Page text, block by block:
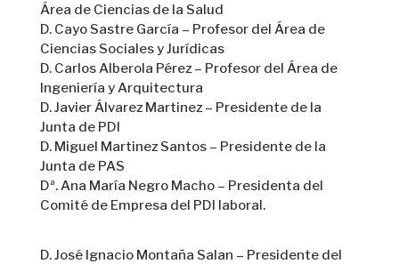
Área de Ciencias de la Salud
D. Cayo Sastre García – Profesor del Área de
Ciencias Sociales y Jurídicas
D. Carlos Alberola Pérez – Profesor del Área de
Ingeniería y Arquitectura
D. Javier Álvarez Martinez – Presidente de la
Junta de PDI
D. Miguel Martinez Santos – Presidente de la
Junta de PAS
Dª. Ana María Negro Macho – Presidenta del
Comité de Empresa del PDI laboral.
D. José Ignacio Montaña Salan – Presidente del